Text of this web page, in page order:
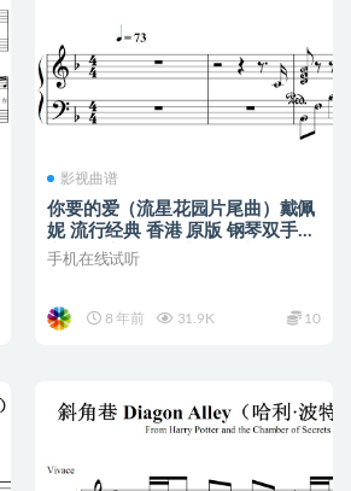
影视曲谱
你要的爱（流星花园片尾曲）戴佩
妮 流行经典 香港 原版 钢琴双手简
谱 钢琴谱 钢琴简谱 简五谱
手机在线试听
8 年前 31.9K 10